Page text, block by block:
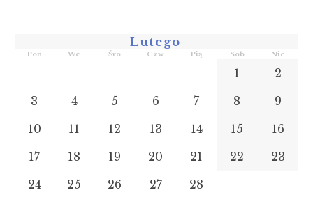
Lutego
Pon We Śro Czw Pią Sob Nie
1
2
3
4 5 6 7 8
9
10
11 12 13 14 15
16
17
18 19 20 21 22
23
24
25 26 27 28